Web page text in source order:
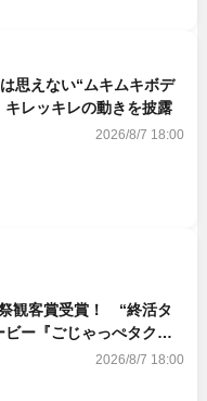
思えない“ムキムキボデ
レッキレの動きを披露
2026/8/7 18:00
観客賞受賞！ “終活タ
ビー『ごじゃっぺタクシ
解禁
2026/8/7 18:00